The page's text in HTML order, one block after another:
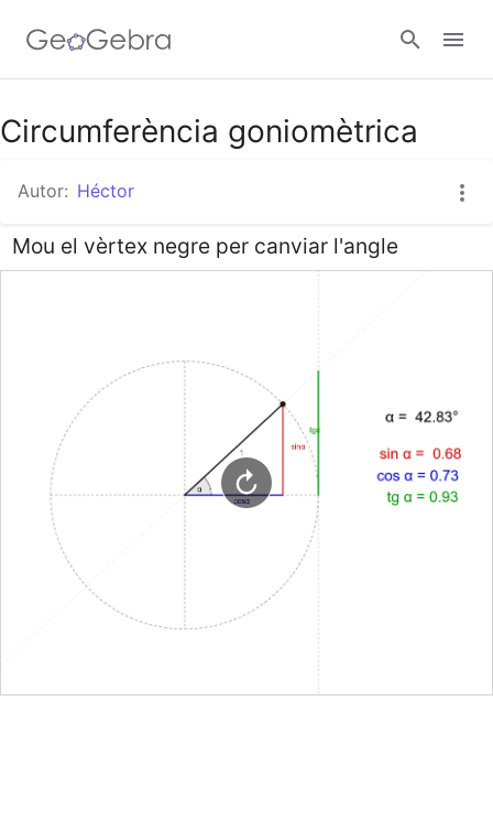
Google Classroom
GeoGebra Classroom
Circumferència goniomètrica
Autor: Héctor
Mou el vèrtex negre per canviar l'angle